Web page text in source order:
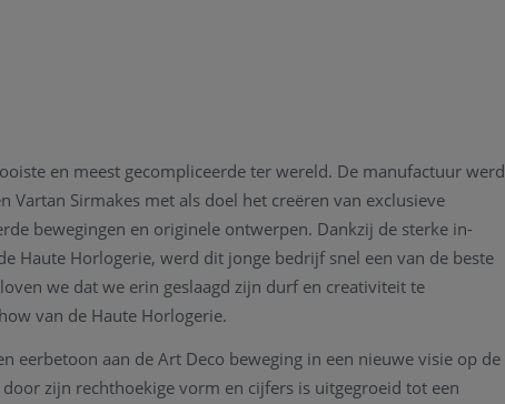
en meest gecompliceerde ter wereld. De manufactuur werd
Vartan Sirmakes met als doel het creëren van exclusieve
bewegingen en originele ontwerpen. Dankzij de sterke in-
Haute Horlogerie, werd dit jonge bedrijf snel een van de beste
we dat we erin geslaagd zijn durf en creativiteit te
van de Haute Horlogerie.
eerbetoon aan de Art Deco beweging in een nieuwe visie op de
zijn rechthoekige vorm en cijfers is uitgegroeid tot een